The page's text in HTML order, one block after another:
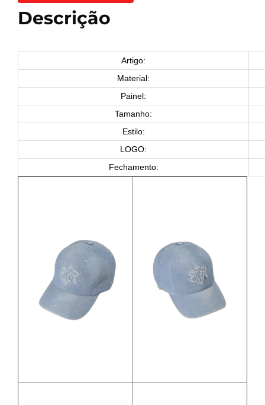
Descrição
Artigo:
Material:
Painel:
Tamanho:
Estilo:
LOGO:
Fechamento: